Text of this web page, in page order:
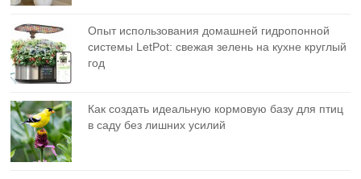
Опыт использования домашней гидропонной
системы LetPot: свежая зелень на кухне круглый
год
Как создать идеальную кормовую базу для птиц
в саду без лишних усилий